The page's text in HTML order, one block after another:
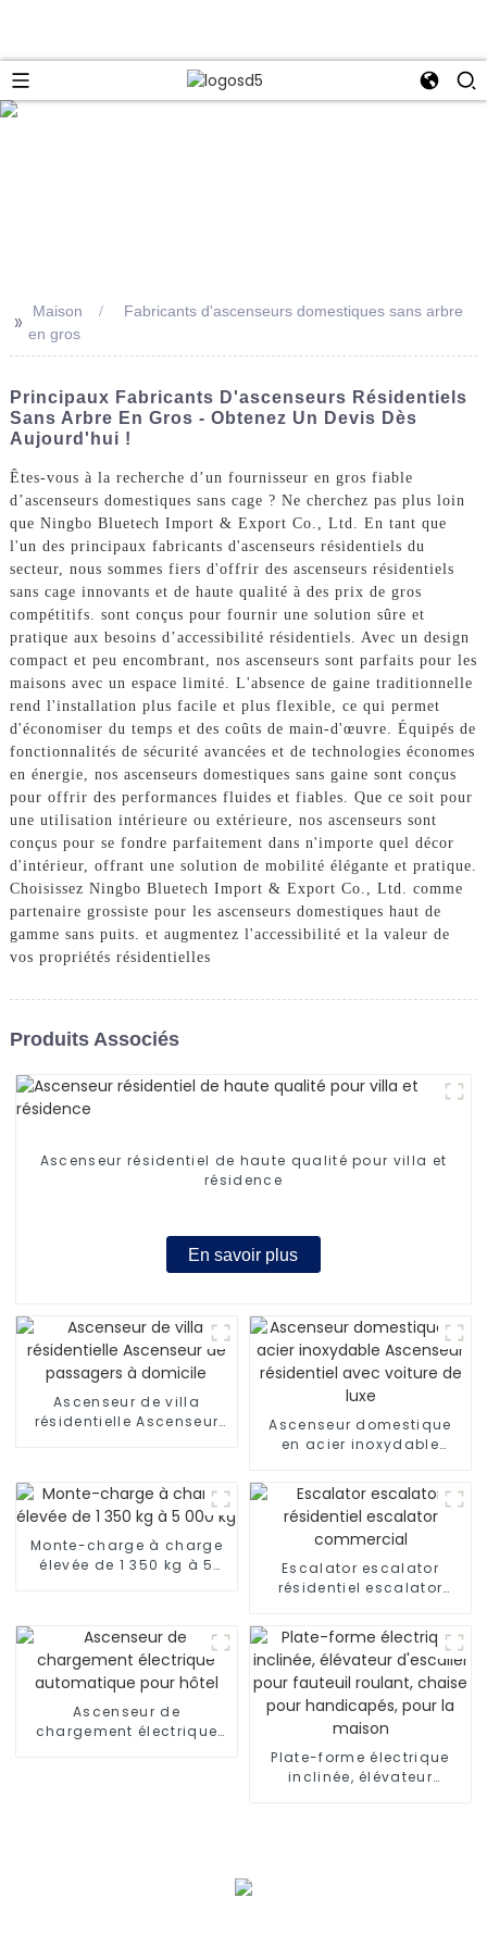
>> Maison
Fabricants d'ascenseurs domestiques sans arbre
en gros
Principaux Fabricants D'ascenseurs Résidentiels
Sans Arbre En Gros - Obtenez Un Devis Dès
Aujourd'hui !
Êtes-vous à la recherche d’un fournisseur en gros fiable
d’ascenseurs domestiques sans cage ? Ne cherchez pas plus loin
que Ningbo Bluetech Import & Export Co., Ltd. En tant que
l'un des principaux fabricants d'ascenseurs résidentiels du
secteur, nous sommes fiers d'offrir des ascenseurs résidentiels
sans cage innovants et de haute qualité à des prix de gros
compétitifs. sont conçus pour fournir une solution sûre et
pratique aux besoins d’accessibilité résidentiels. Avec un design
compact et peu encombrant, nos ascenseurs sont parfaits pour les
maisons avec un espace limité. L'absence de gaine traditionnelle
rend l'installation plus facile et plus flexible, ce qui permet
d'économiser du temps et des coûts de main-d'œuvre. Équipés de
fonctionnalités de sécurité avancées et de technologies économes
en énergie, nos ascenseurs domestiques sans gaine sont conçus
pour offrir des performances fluides et fiables. Que ce soit pour
une utilisation intérieure ou extérieure, nos ascenseurs sont
conçus pour se fondre parfaitement dans n'importe quel décor
d'intérieur, offrant une solution de mobilité élégante et pratique.
Choisissez Ningbo Bluetech Import & Export Co., Ltd. comme
partenaire grossiste pour les ascenseurs domestiques haut de
gamme sans puits. et augmentez l'accessibilité et la valeur de
vos propriétés résidentielles
Produits Associés
Ascenseur résidentiel de haute qualité pour villa et
résidence
En savoir plus
Ascenseur de villa
résidentielle Ascenseur
Ascenseur domestique
en acier inoxydable
avec voiture de luxe
Monte-charge à charge
élevée de 1 350 kg à 5
Escalator escalator
résidentiel escalator
Ascenseur de
chargement électrique
Plate-forme électrique
inclinée, élévateur